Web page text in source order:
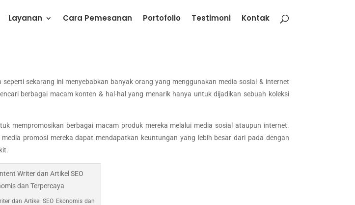
Layanan Cara Pemesanan Portofolio Testimoni Kontak
seperti sekarang ini menyebabkan banyak orang yang menggunakan media sosial & internet
berbagai macam konten & hal-hal yang menarik hanya untuk dijadikan sebuah koleksi
mempromosikan berbagai macam produk mereka melalui media sosial ataupun internet.
promosi mereka dapat mendapatkan keuntungan yang lebih besar dari pada dengan
dan Artikel SEO Ekonomis dan